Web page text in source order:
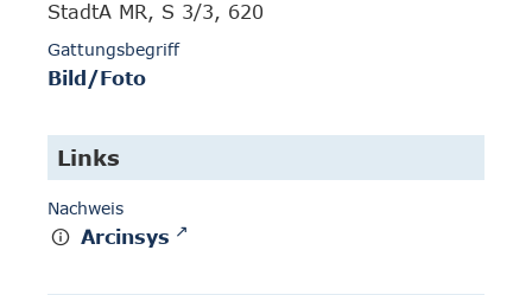
StadtA MR, S 3/3, 620
Gattungsbegriff
Bild/Foto
Links
Nachweis
Arcinsys